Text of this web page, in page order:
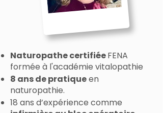
Naturopathe certifiéeFENA
formée à l'académie vitalopathie
8 ans de pratiqueen
naturopathie.
18 ans d’expérience comme